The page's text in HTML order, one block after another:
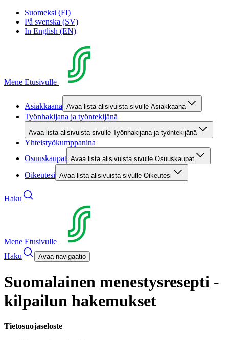
Suomeksi (FI)
På svenska (SV)
In English (EN)
Mene Etusivulle
Asiakkaana Avaa lista alisivuista sivulle Asiakkaana
Työnhakijana ja työntekijänä
Avaa lista alisivuista sivulle Työnhakijana ja työntekijänä
Yhteistyökumppanina
Osuuskaupat Avaa lista alisivuista sivulle Osuuskaupat
Oikeutesi Avaa lista alisivuista sivulle Oikeutesi
Haku
Mene Etusivulle
Haku
Avaa navigaatio
Suomalainen menestysresepti -
kilpailun hakemukset
Tietosuojaseloste